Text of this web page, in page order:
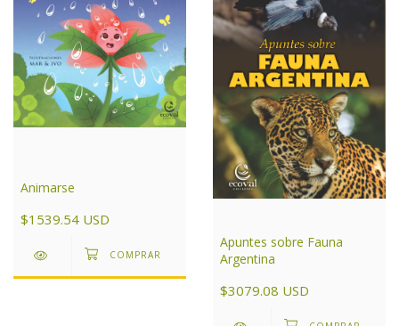
Animarse
$1539.54 USD
Apuntes sobre Fauna
Argentina
$3079.08 USD